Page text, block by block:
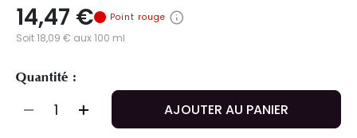
14,47 € Point rouge
Soit 18,09 € aux 100 ml
Quantité :
AJOUTER AU PANIER